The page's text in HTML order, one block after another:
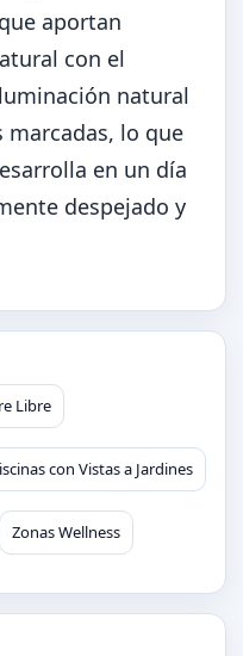
aportan
con el
natural
lo que
en un día
despejado y
Libre
con Vistas a Jardines
Zonas Wellness